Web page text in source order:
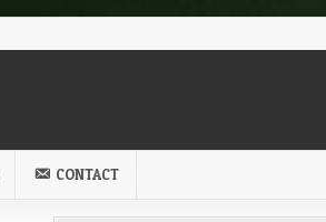
CONTACT